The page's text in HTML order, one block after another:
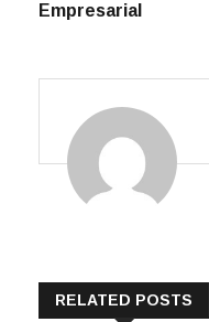
Empresarial
RELATED POSTS